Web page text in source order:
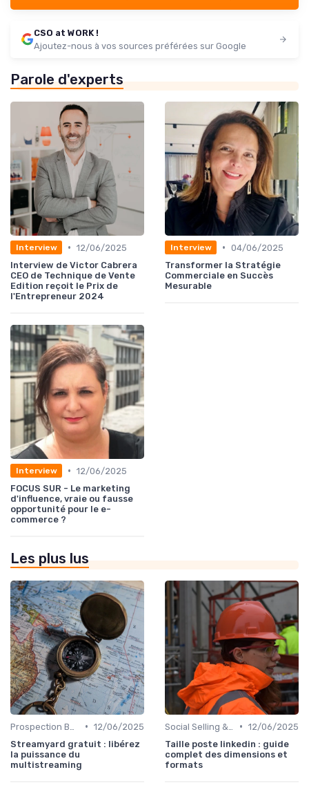
CSO at WORK !
Ajoutez-nous à vos sources préférées sur Google
Parole d'experts
Interview • 12/06/2025
Interview de Victor Cabrera
CEO de Technique de Vente
Edition reçoit le Prix de
l'Entrepreneur 2024
Interview • 04/06/2025
Transformer la Stratégie
Commerciale en Succès
Mesurable
Interview • 12/06/2025
FOCUS SUR - Le marketing
d'influence, vraie ou fausse
opportunité pour le e-
commerce ?
Les plus lus
• 12/06/2025
Streamyard gratuit : libérez
la puissance du
multistreaming
• 12/06/2025
Taille poste linkedin : guide
complet des dimensions et
formats